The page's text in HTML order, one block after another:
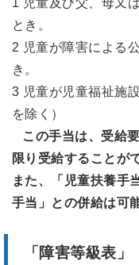
とき。
2 児童が障害による
き。
3 児童が児童福祉施
を除く）
この手当は、受給
限り受給することが
また、「児童扶養手
手当」との併給は可
「障害等級表」